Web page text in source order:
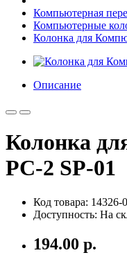
Компьютерная
Компьютерные
Колонка для
Описание
Колонка
PC-2 SP-01
Код товара: 14326-
Доступность: На
194.00 р.